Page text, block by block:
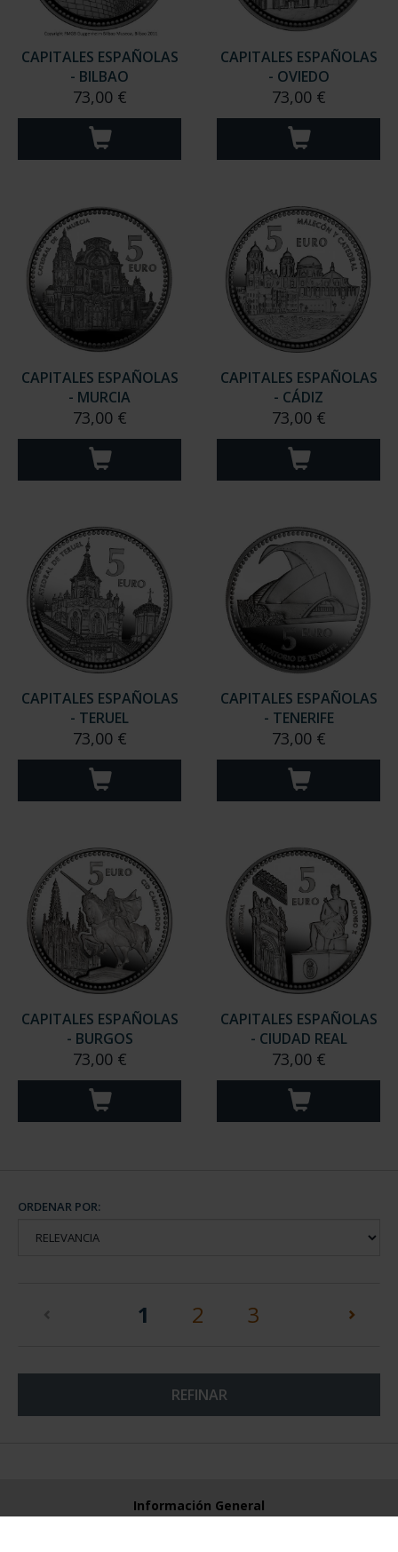
CAPITALES ESPAÑOLAS
- BILBAO
73,00 €
CAPITALES ESPAÑOLAS
- OVIEDO
73,00 €
CAPITALES ESPAÑOLAS
- MURCIA
73,00 €
CAPITALES ESPAÑOLAS
- CÁDIZ
73,00 €
CAPITALES ESPAÑOLAS
- TERUEL
73,00 €
CAPITALES ESPAÑOLAS
- TENERIFE
73,00 €
CAPITALES ESPAÑOLAS
- BURGOS
73,00 €
CAPITALES ESPAÑOLAS
- CIUDAD REAL
73,00 €
ORDENAR POR:
1 (current)
2 3
REFINAR
Información General